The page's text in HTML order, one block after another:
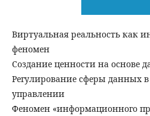
Виртуальная реальность как
феномен
Создание ценности на основе
Регулирование сферы данных в
управлении
Феномен «информационного